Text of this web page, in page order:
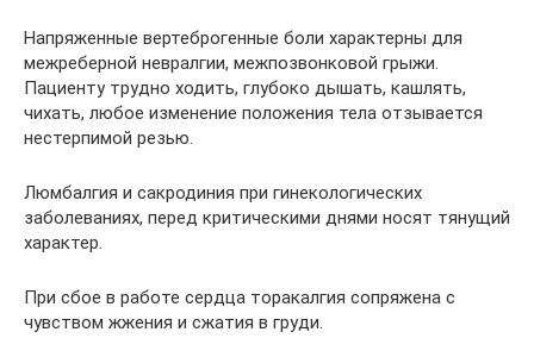
Напряженные вертеброгенные боли характерны для
межреберной невралгии, межпозвонковой грыжи.
Пациенту трудно ходить, глубоко дышать, кашлять,
чихать, любое изменение положения тела отзывается
нестерпимой резью.
Люмбалгия и сакродиния при гинекологических
заболеваниях, перед критическими днями носят тянущий
характер.
При сбое в работе сердца торакалгия сопряжена с
чувством жжения и сжатия в груди.